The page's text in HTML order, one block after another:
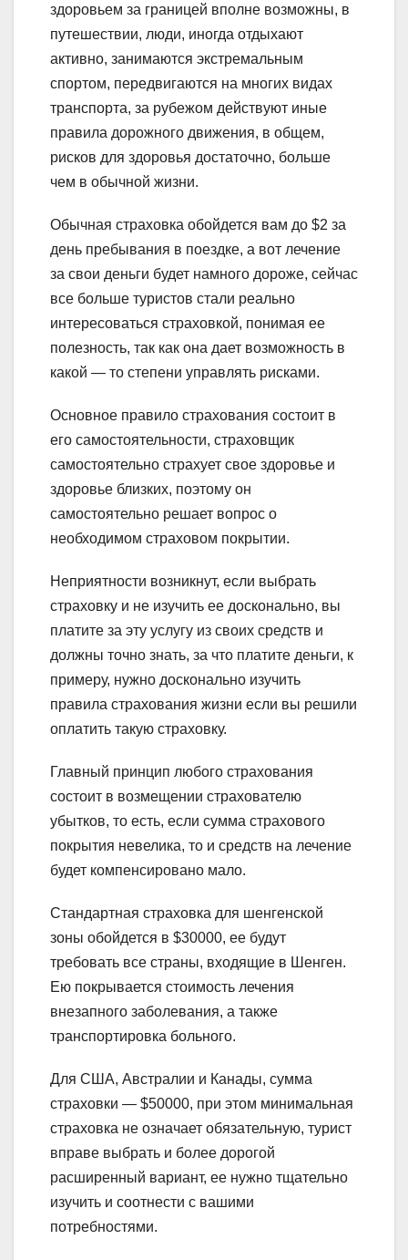
здоровьем за границей вполне возможны, в
путешествии, люди, иногда отдыхают
активно, занимаются экстремальным
спортом, передвигаются на многих видах
транспорта, за рубежом действуют иные
правила дорожного движения, в общем,
рисков для здоровья достаточно, больше
чем в обычной жизни.
Обычная страховка обойдется вам до $2 за
день пребывания в поездке, а вот лечение
за свои деньги будет намного дороже, сейчас
все больше туристов стали реально
интересоваться страховкой, понимая ее
полезность, так как она дает возможность в
какой — то степени управлять рисками.
Основное правило страхования состоит в
его самостоятельности, страховщик
самостоятельно страхует свое здоровье и
здоровье близких, поэтому он
самостоятельно решает вопрос о
необходимом страховом покрытии.
Неприятности возникнут, если выбрать
страховку и не изучить ее досконально, вы
платите за эту услугу из своих средств и
должны точно знать, за что платите деньги, к
примеру, нужно досконально изучить
правила страхования жизни если вы решили
оплатить такую страховку.
Главный принцип любого страхования
состоит в возмещении страхователю
убытков, то есть, если сумма страхового
покрытия невелика, то и средств на лечение
будет компенсировано мало.
Стандартная страховка для шенгенской
зоны обойдется в $30000, ее будут
требовать все страны, входящие в Шенген.
Ею покрывается стоимость лечения
внезапного заболевания, а также
транспортировка больного.
Для США, Австралии и Канады, сумма
страховки — $50000, при этом минимальная
страховка не означает обязательную, турист
вправе выбрать и более дорогой
расширенный вариант, ее нужно тщательно
изучить и соотнести с вашими
потребностями.